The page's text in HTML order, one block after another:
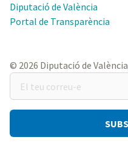
Diputació de València
Portal de Transparència
© 2026 Diputació de València
teu
correu-